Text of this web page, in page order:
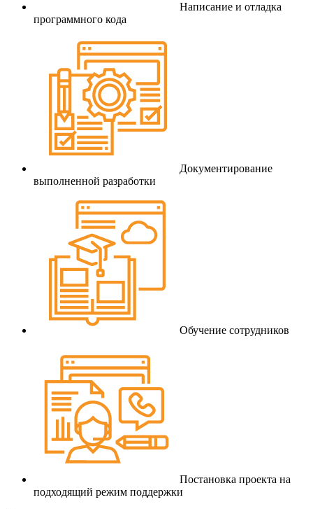
Написание и отладка
программного кода
Документирование
выполненной разработки
Обучение сотрудников
Постановка проекта на
подходящий режим поддержки